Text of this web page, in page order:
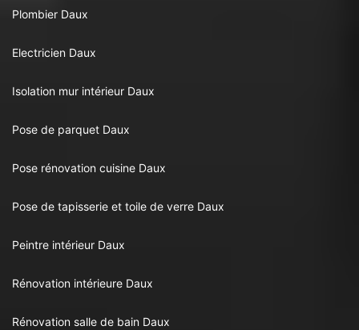
Plombier Daux
Electricien Daux
Isolation mur intérieur Daux
Pose de parquet Daux
Pose rénovation cuisine Daux
Pose de tapisserie et toile de verre Daux
Peintre intérieur Daux
Rénovation intérieure Daux
Rénovation salle de bain Daux